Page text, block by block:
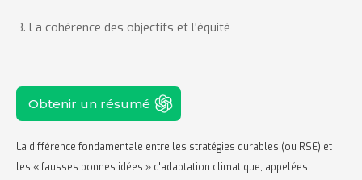
3. La cohérence des objectifs et l'équité
Obtenir un résumé
La différence fondamentale entre les stratégies durables (ou RSE) et
les « fausses bonnes idées » d'adaptation climatique, appelées